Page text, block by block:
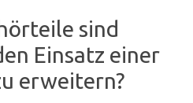
sind
Einsatz einer
erweitern?